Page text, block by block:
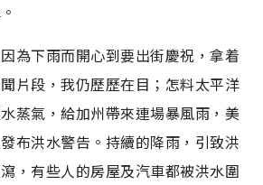
為下雨而開心到要出街慶祝，拿着
片段，我仍歷歷在目；怎料太平洋
蒸氣，給加州帶來連場暴風雨，美
布洪水警告。持續的降雨，引致洪
，有些人的房屋及汽車都被洪水圍